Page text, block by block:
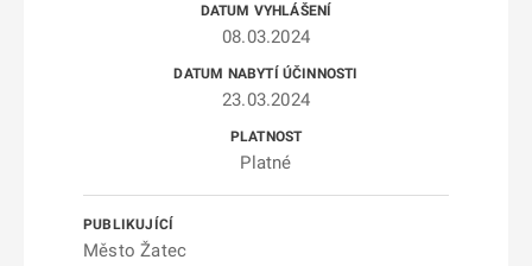
08.03.2024
23.03.2024
Platné
Město Žatec